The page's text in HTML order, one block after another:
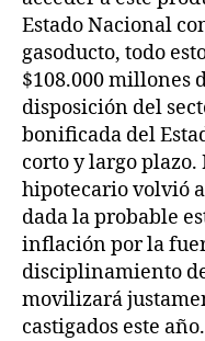
Estado Nacional
gasoducto, todo
$108.000 millones
disposición del
bonificada del
corto y largo
hipotecario volvió
dada la probable
inflación por la
disciplinamiento
movilizará
castigados este año.